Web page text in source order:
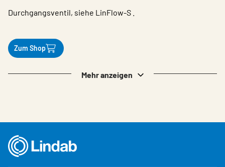
Durchgangsventil, siehe LinFlow-S .
Zum Shop
Mehr anzeigen